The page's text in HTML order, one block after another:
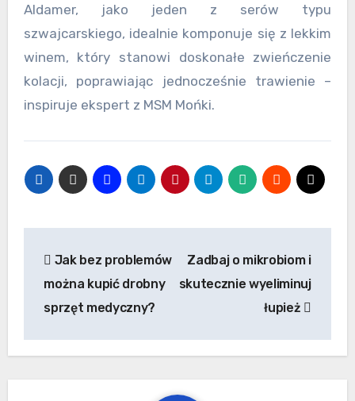
Aldamer, jako jeden z serów typu
szwajcarskiego, idealnie komponuje się z lekkim
winem, który stanowi doskonałe zwieńczenie
kolacji, poprawiając jednocześnie trawienie –
inspiruje ekspert z MSM Mońki.
wpisu
Jak bez problemów
można kupić drobny
sprzęt medyczny?
Zadbaj o mikrobiom i
skutecznie wyeliminuj
łupież